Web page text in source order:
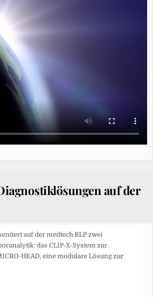
auf der
auf der medtech RLP zwei
das CLIP-X-System zur
HEAD, eine modulare Lösung zur